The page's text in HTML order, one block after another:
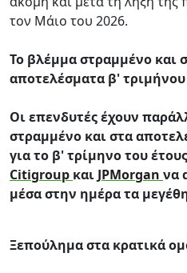
τον Μάιο του 2026.
Το βλέμμα στραμμένο και
αποτελέσματα β' τριμήνου
Οι επενδυτές έχουν
στραμμένο και στα
για το β' τρίμηνο του
Citigroup και JPMorgan να
μέσα στην ημέρα τα
Ξεπούλημα στα κρατικά